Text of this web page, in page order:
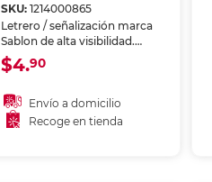
SKU: 1214000865
Letrero / señalización marca
Sablon de alta visibilidad.
Identifica zonas, riesgos o
instrucciones en oficinas,
Material resistente al uso
prolongado.
$4.90
Envío a domicilio
Recoge en tienda